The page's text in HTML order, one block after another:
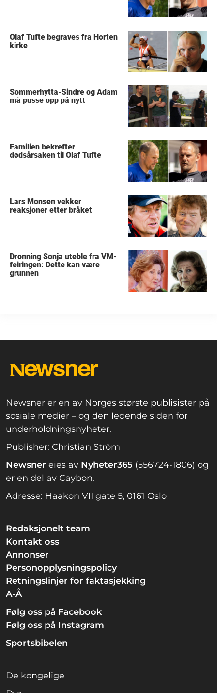
Olaf Tufte begraves fra Horten
kirke
Sommerhytta-Sindre og Adam
må pusse opp på nytt
Familien bekrefter
dødsårsaken til Olaf Tufte
Lars Monsen vekker
reaksjoner etter bråket
Dronning Sonja uteble fra VM-
feiringen: Dette kan være
grunnen
Newsner er en av Norges største publisister på
sosiale medier – og den ledende siden for
underholdningsnyheter.
Publisher: Christian Ström
Newsner eies av Nyheter365 (556724-1806) og
er en del av Caybon.
Adresse: Haakon VII gate 5, 0161 Oslo
Redaksjonelt team
Kontakt oss
Annonser
Personopplysningspolicy
Retningslinjer for faktasjekking
A-Å
Følg oss på Facebook
Følg oss på Instagram
Sportsbibelen
De kongelige